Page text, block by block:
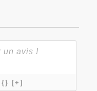
{} [+]